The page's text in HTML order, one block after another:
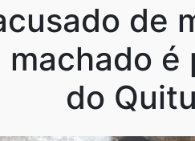
de
é
do